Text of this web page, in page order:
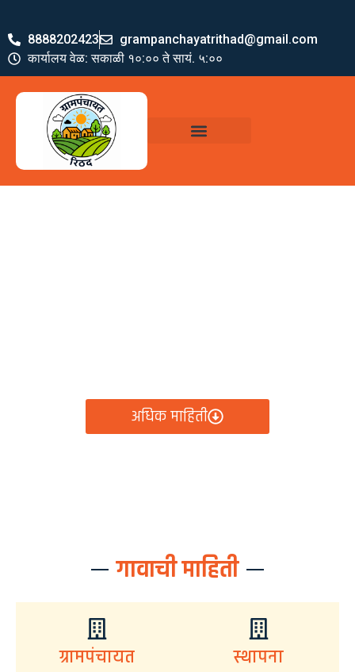
8888202423
grampanchayatrithad@gmail.com
कार्यालय वेळ: सकाळी १०:०० ते सायं. ५:००
अधिक माहिती
गावाची माहिती
ग्रामपंचायत स्थापना